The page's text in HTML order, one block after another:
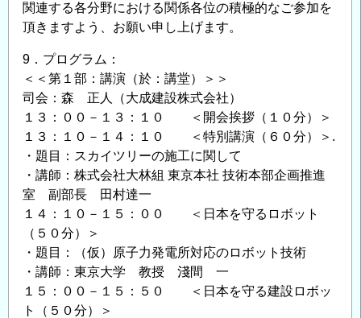
関連する各分野における関係各位の積極的なご参加を
頂きますよう、お願い申し上げます。
9．プログラム：
＜＜第１部：講演（於：講堂）＞＞
司会：森 正人（大成建設株式会社）
１３：００－１３：１０ ＜開会挨拶（１０分）＞
１３：１０－１４：１０ ＜特別講演（６０分）＞.
・題目：スカイツリーの施工に関して
・講師：株式会社大林組 東京本社 技術本部企画推進
室 副部長 田村達一
１４：１０－１５：００ ＜日本を守るロボット
（５０分）＞
・題目：（仮）原子力発電所対応のロボット技術
・講師：東京大学 教授 淺間 一
１５：００－１５：５０ ＜日本を守る建設ロボッ
ト（５０分）＞